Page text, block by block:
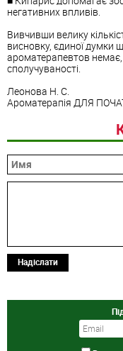
негативних впливів.
Вивчивши велику
висновку, єдиної думки
ароматерапевтов
сполучуваності.
Леонова Н. С.
Ароматерапія ДЛЯ
Надіслати